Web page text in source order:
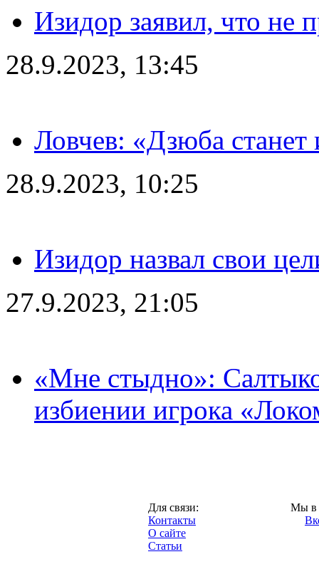
Изидор заявил, что не
28.9.2023, 13:45
Ловчев: «Дзюба станет
28.9.2023, 10:25
Изидор назвал свои
27.9.2023, 21:05
«Мне стыдно»:
избиении игрока
Для связи:
Контакты
О сайте
Статьи
Мы в